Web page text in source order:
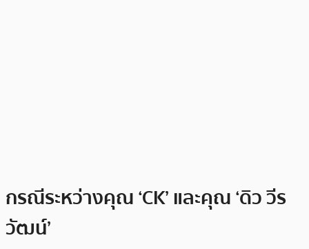
กรณีระหว่างคุณ ‘CK’ และคุณ ‘ดิว วีร
วัฒน์’